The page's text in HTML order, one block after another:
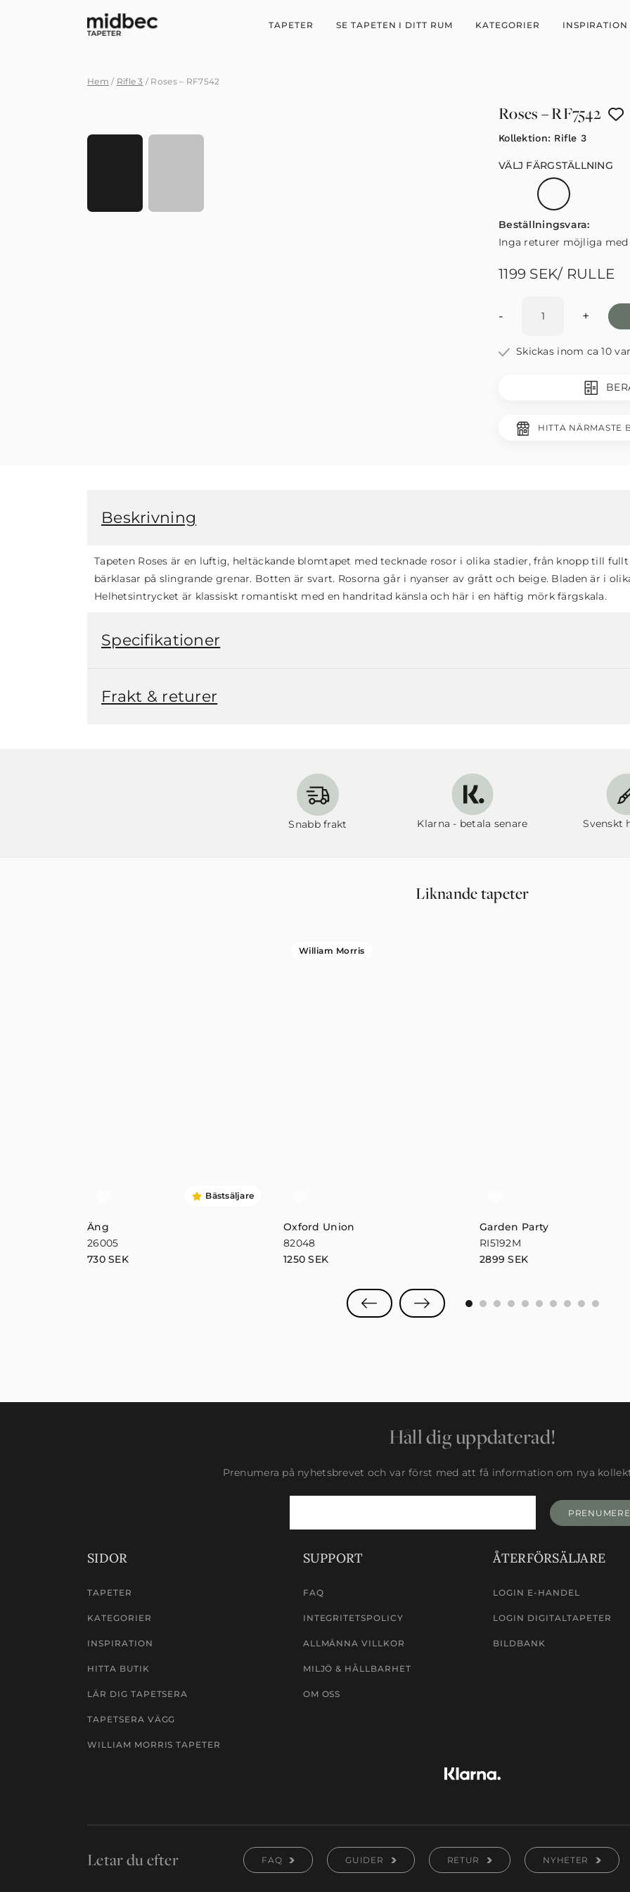
TAPETER SE TAPETEN I DITT RUM KATEGORIER INSPIRATION
Hem / Rifle 3 / Roses – RF7542
Roses – RF7542
Kollektion: Rifle 3
VÄLJ FÄRGSTÄLLNING
1199 SEK/ RULLE
- +
Skickas inom ca 10
Beställningsvara:
Inga returer möjliga
HITTA NÄRMASTE
Beskrivning
Tapeten Roses är en luftig, heltäckande blomtapet med tecknade rosor i olika stadier, från knopp till
bärklasar på slingrande grenar. Botten är svart. Rosorna går i nyanser av grått och beige. Bladen är i
Helhetsintrycket är klassiskt romantiskt med en handritad känsla och här i en häftig mörk färgskala.
Specifikationer
Frakt & returer
Snabb frakt Klarna - betala senare Svenskt
Liknande tapeter
Äng
26005
730SEK
Bästsäljare
Oxford Union
82048
1250SEK
William Morris
Garden Party
RI5192M
2899SEK
0 1 2 3 4 5 6 7 8 9
Håll dig uppdaterad!
Prenumera på nyhetsbrevet och var först med att få information om nya
SIDOR
TAPETER
KATEGORIER
INSPIRATION
HITTA BUTIK
LÄR DIG TAPETSERA
TAPETSERA VÄGG
WILLIAM MORRIS TAPETER
SUPPORT
FAQ
INTEGRITETSPOLICY
ALLMÄNNA VILLKOR
MILJÖ & HÅLLBARHET
OM OSS
ÅTERFÖRSÄLJARE
LOGIN E-HANDEL
LOGIN DIGITALTAPETER
BILDBANK
Letar du efter FAQ GUIDER RETUR NYHETER